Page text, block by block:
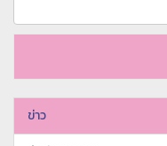
ข่าว